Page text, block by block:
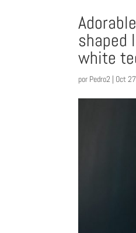
shaped
white
por Pedro2 | Oct